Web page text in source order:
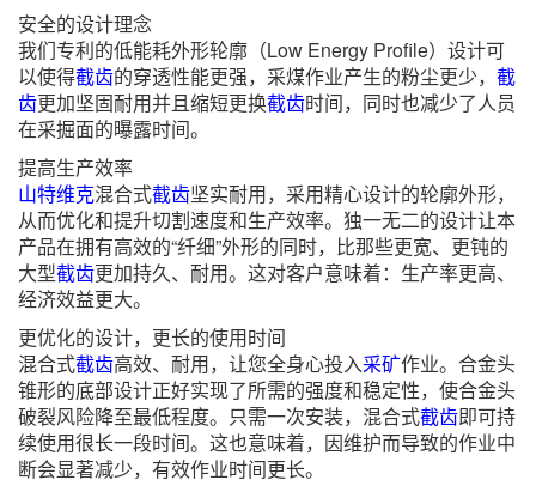
安全的设计理念
我们专利的低能耗外形轮廓（Low Energy Profile）设计可
以使得截齿的穿透性能更强，采煤作业产生的粉尘更少， 截
齿更加坚固耐用并且缩短更换截齿时间，同时也减少了人员
在采掘面的曝露时间。
提高生产效率
山特维克混合式截齿坚实耐用，采用精心设计的轮廓外形，
从而优化和提升切割速度和生产效率。独一无二的设计让本
产品在拥有高效的“纤细”外形的同时，比那些更宽、更钝的
大型截齿更加持久、耐用。这对客户意味着：生产率更高、
经济效益更大。
更优化的设计，更长的使用时间
混合式截齿高效、耐用，让您全身心投入采矿作业。合金头
锥形的底部设计正好实现了所需的强度和稳定性，使合金头
破裂风险降至最低程度。只需一次安装，混合式截齿即可持
续使用很长一段时间。这也意味着，因维护而导致的作业中
断会显著减少，有效作业时间更长。